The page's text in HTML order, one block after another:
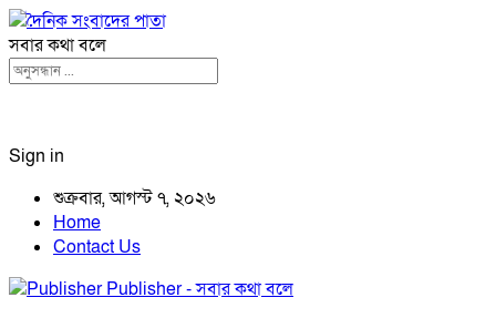
সবার কথা বলে
Sign in
শুক্রবার, আগস্ট ৭, ২০২৬
Home
Contact Us
Publisher - সবার কথা বলে